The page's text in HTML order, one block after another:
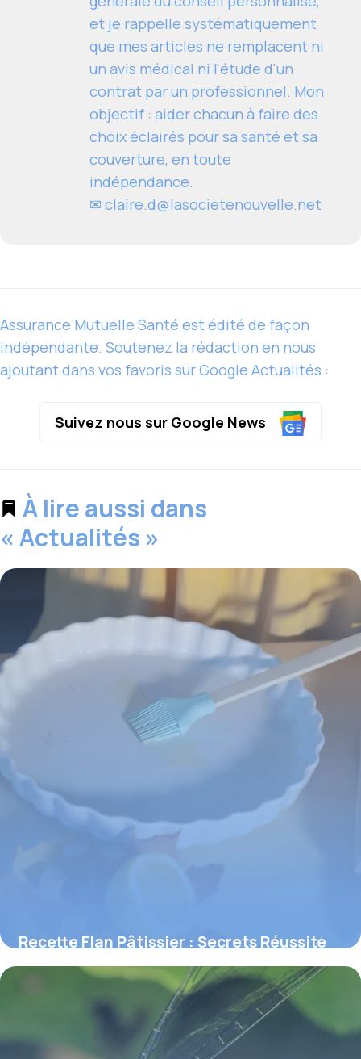
et je rappelle systématiquement
que mes articles ne remplacent ni
un avis médical ni l'étude d'un
contrat par un professionnel. Mon
objectif : aider chacun à faire des
choix éclairés pour sa santé et sa
couverture, en toute
indépendance.
✉ claire.d@lasocietenouvelle.net
Assurance Mutuelle Santé est édité de façon
indépendante. Soutenez la rédaction en nous
ajoutant dans vos favoris sur Google Actualités :
Suivez nous sur Google News
À lire aussi dans
« Actualités »
Recette Flan Pâtissier : Secrets Réussite
2026